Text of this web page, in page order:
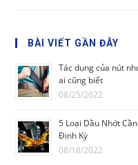
BÀI VIẾT GẦN ĐÂY
Tác dụng của nút
ai cũng biết
08/25/2022
5 Loại Dầu Nhớt
Định Kỳ
08/18/2022